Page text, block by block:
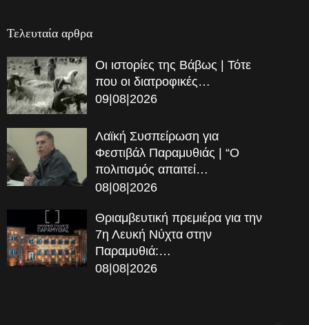
Τελευταία αρθρα
Οι ιστορίες της Βάβως | Τότε
που οι διατροφικές…
09|08|2026
Λαϊκή Συσπείρωση για
Φεστιβάλ Παραμυθιάς | “Ο
πολιτισμός απαιτεί…
08|08|2026
Θριαμβευτική πρεμιέρα για την
7η Λευκή Νύχτα στην
Παραμυθιά:…
08|08|2026